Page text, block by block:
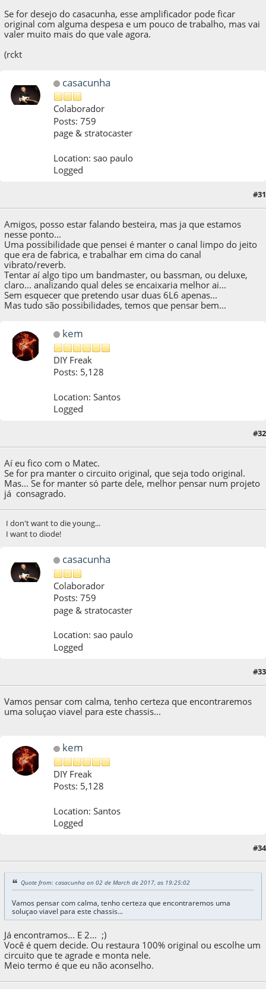
Se for desejo do casacunha, esse amplificador pode ficar
original com alguma despesa e um pouco de trabalho, mas vai
valer muito mais do que vale agora.
(rckt
casacunha
Colaborador
Posts: 759
page & stratocaster
Location: sao paulo
Logged
#31
Amigos, posso estar falando besteira, mas ja que estamos
nesse ponto...
Uma possibilidade que pensei é manter o canal limpo do jeito
que era de fabrica, e trabalhar em cima do canal
vibrato/reverb.
Tentar aí algo tipo um bandmaster, ou bassman, ou deluxe,
claro... analizando qual deles se encaixaria melhor ai...
Sem esquecer que pretendo usar duas 6L6 apenas...
Mas tudo são possibilidades, temos que pensar bem...
kem
DIY Freak
Posts: 5,128
Location: Santos
Logged
#32
Aí eu fico com o Matec.
Se for pra manter o circuito original, que seja todo original.
Mas... Se for manter só parte dele, melhor pensar num projeto
já consagrado.
I don't want to die young...
I want to diode!
casacunha
Colaborador
Posts: 759
page & stratocaster
Location: sao paulo
Logged
#33
Vamos pensar com calma, tenho certeza que encontraremos
uma soluçao viavel para este chassis...
kem
DIY Freak
Posts: 5,128
Location: Santos
Logged
#34
Quote from: casacunha on 02 de March de 2017, as 19:25:02
Vamos pensar com calma, tenho certeza que encontraremos uma
soluçao viavel para este chassis...
Já encontramos... E 2... ;)
Você é quem decide. Ou restaura 100% original ou escolhe um
circuito que te agrade e monta nele.
Meio termo é que eu não aconselho.